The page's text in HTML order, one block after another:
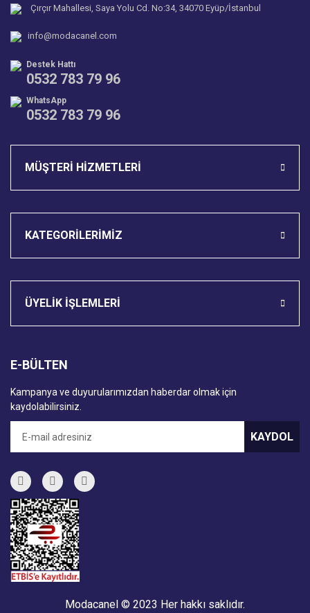
Bu ürüne benzer farklı alternatifler olmalı.
Çırçır Mahallesi, Saya Yolu Cd. No:34, 34070 Eyüp/İstanbul
info@modacanel.com
Destek Hattı
0532 783 79 96
WhatsApp
0532 783 79 96
MÜŞTERİ HİZMETLERİ
KATEGORİLERİMİZ
ÜYELİK İŞLEMLERİ
E-BÜLTEN
Kampanya ve duyurularımızdan haberdar olmak için
kaydolabilirsiniz.
KAYDOL
Modacanel © 2023 Her hakkı saklıdır.